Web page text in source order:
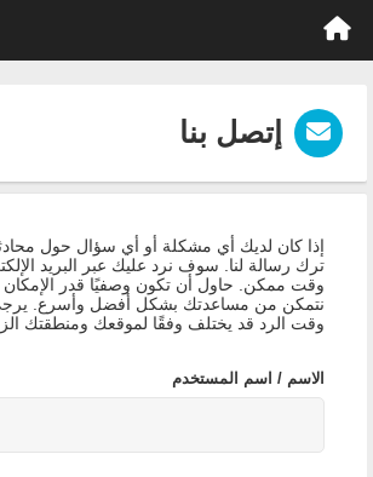
إتصل بنا
إذا كان لديك أي مشكلة أو أي سؤال حول
ترك رسالة لنا. سوف نرد عليك عبر البريد
وقت ممكن. حاول أن تكون وصفيًا قدر
نتمكن من مساعدتك بشكل أفضل وأسرع.
وقت الرد قد يختلف وفقًا لموقعك ومنطقتك
الاسم / اسم المستخدم